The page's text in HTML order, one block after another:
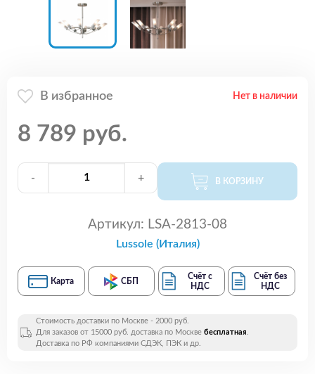
В избранное Нет в наличии
8 789 руб.
- + В КОРЗИНУ
Артикул: LSA-2813-08
Lussole (Италия)
Карта СБП
Счёт с
НДС
Счёт без
НДС
Стоимость доставки по Москве - 2000 руб.
Для заказов от 15000 руб. доставка по Москве бесплатная.
Доставка по РФ компаниями СДЭК, ПЭК и др.